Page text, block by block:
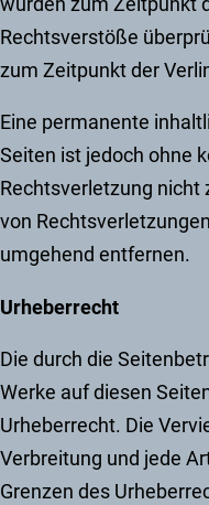
Rechtsverstöße
zum Zeitpunkt der
Eine permanente
Seiten ist jedoch ohne
Rechtsverletzung nicht
von
umgehend entfernen.
Urheberrecht
Die durch die
Werke auf diesen
Urheberrecht. Die
Verbreitung und jede
Grenzen des